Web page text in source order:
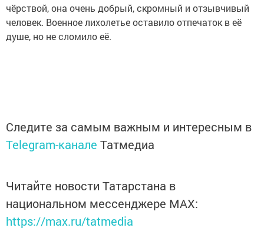
чёрствой, она очень добрый, скромный и отзывчивый
человек. Военное лихолетье оставило отпечаток в её
душе, но не сломило её.
Следите за самым важным и интересным в
Telegram-канале Татмедиа
Читайте новости Татарстана в
национальном мессенджере MАХ:
https://max.ru/tatmedia